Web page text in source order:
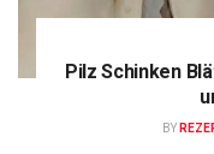
Pilz Schinken
BY